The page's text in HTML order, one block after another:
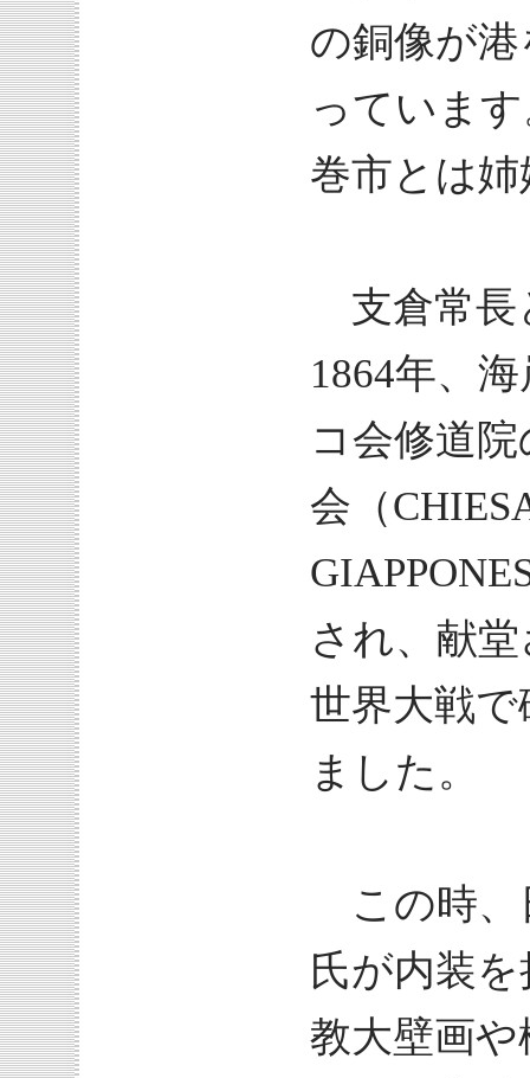
の銅像が
っていま
巻市とは
支倉常長
1864年、
コ会修道
会（
され、献
世界大戦で
ました。
この時、
氏が内装
教大壁画